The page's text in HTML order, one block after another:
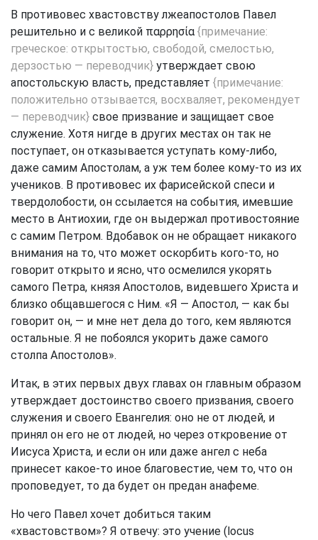
В противовес хвастовству лжеапостолов Павел
решительно и с великой παρρησία {примечание:
греческое: открытостью, свободой, смелостью,
дерзостью — переводчик} утверждает свою
апостольскую власть, представляет {примечание:
положительно отзывается, восхваляет, рекомендует
— переводчик} свое призвание и защищает свое
служение. Хотя нигде в других местах он так не
поступает, он отказывается уступать кому-либо,
даже самим Апостолам, а уж тем более кому-то из их
учеников. В противовес их фарисейской спеси и
твердолобости, он ссылается на события, имевшие
место в Антиохии, где он выдержал противостояние
с самим Петром. Вдобавок он не обращает никакого
внимания на то, что может оскорбить кого-то, но
говорит открыто и ясно, что осмелился укорять
самого Петра, князя Апостолов, видевшего Христа и
близко общавшегося с Ним. «Я — Апостол, — как бы
говорит он, — и мне нет дела до того, кем являются
остальные. Я не побоялся укорить даже самого
столпа Апостолов».
Итак, в этих первых двух главах он главным образом
утверждает достоинство своего призвания, своего
служения и своего Евангелия: оно не от людей, и
принял он его не от людей, но через откровение от
Иисуса Христа, и если он или даже ангел с неба
принесет какое-то иное благовестие, чем то, что он
проповедует, то да будет он предан анафеме.
Но чего Павел хочет добиться таким
«хвастовством»? Я отвечу: это учение (locus